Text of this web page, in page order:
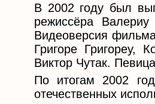
В 2002 году был
режиссёра
Видеоверсия
Григоре Григореу,
Виктор Чутак.
По итогам 2002
отечественных